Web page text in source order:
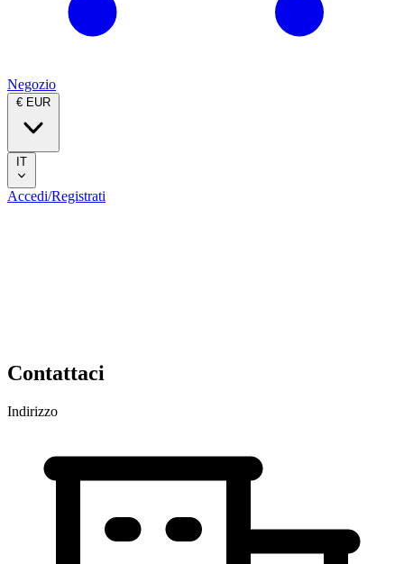
Negozio
€ EUR
IT
Accedi/Registrati
Contattaci
Indirizzo